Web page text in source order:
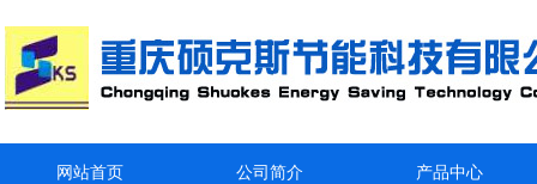
网站首页 公司简介 产品中心